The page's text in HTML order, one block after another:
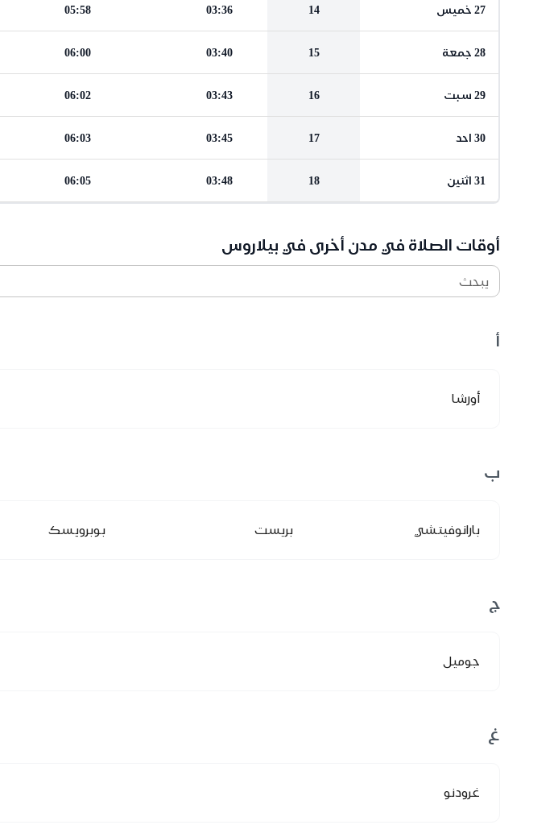
27 خميس 14
03:36
05:58
28 جمعة 15
03:40
06:00
29 سبت 16
03:43
06:02
30 احد 17
03:45
06:03
31 اثنين 18
03:48
06:05
أوقات الصلاة في مدن أخرى في بيلاروس
يبحث
أ
أورشا
ب
بارانوفيتشي بريست بوبرويسك
ج
جوميل
غ
غرودنو